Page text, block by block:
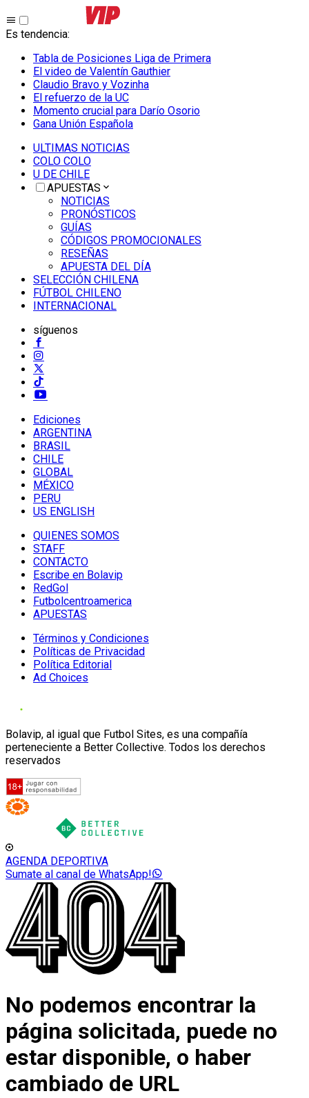
Es tendencia:
Tabla de Posiciones Liga de Primera
El video de Valentín Gauthier
Claudio Bravo y Vozinha
El refuerzo de la UC
Momento crucial para Darío Osorio
Gana Unión Española
ULTIMAS NOTICIAS
COLO COLO
U DE CHILE
APUESTAS
NOTICIAS
PRONÓSTICOS
GUÍAS
CÓDIGOS PROMOCIONALES
RESEÑAS
APUESTA DEL DÍA
SELECCIÓN CHILENA
FÚTBOL CHILENO
INTERNACIONAL
síguenos
Ediciones
ARGENTINA
BRASIL
CHILE
GLOBAL
MÉXICO
PERU
US ENGLISH
QUIENES SOMOS
STAFF
CONTACTO
Escribe en Bolavip
RedGol
Futbolcentroamerica
APUESTAS
Términos y Condiciones
Políticas de Privacidad
Política Editorial
Ad Choices
Bolavip, al igual que Futbol Sites, es una compañía
perteneciente a Better Collective. Todos los derechos
reservados
AGENDA DEPORTIVA
Sumate al canal de WhatsApp!
No podemos encontrar la
página solicitada, puede no
estar disponible, o haber
cambiado de URL